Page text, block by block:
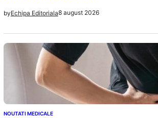
byEchipa Editoriala8 august 2026
NOUTATI MEDICALE